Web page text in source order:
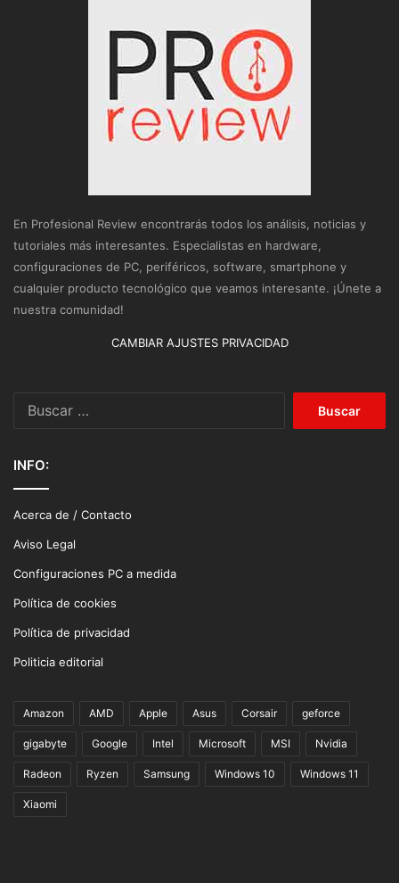
En Profesional Review encontrarás todos los análisis, noticias y
tutoriales más interesantes. Especialistas en hardware,
configuraciones de PC, periféricos, software, smartphone y
cualquier producto tecnológico que veamos interesante. ¡Únete a
nuestra comunidad!
CAMBIAR AJUSTES PRIVACIDAD
INFO:
Acerca de / Contacto
Aviso Legal
Configuraciones PC a medida
Política de cookies
Política de privacidad
Politicia editorial
Amazon AMD Apple Asus Corsair geforce
gigabyte Google Intel Microsoft MSI Nvidia
Radeon Ryzen Samsung Windows 10 Windows 11
Xiaomi